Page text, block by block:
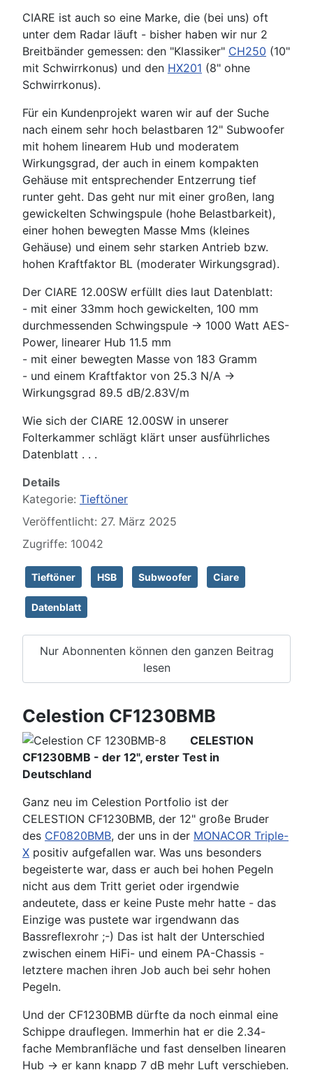
CIARE ist auch so eine Marke, die (bei uns) oft
unter dem Radar läuft - bisher haben wir nur 2
Breitbänder gemessen: den "Klassiker" CH250 (10"
mit Schwirrkonus) und den HX201 (8" ohne
Schwirrkonus).
Für ein Kundenprojekt waren wir auf der Suche
nach einem sehr hoch belastbaren 12" Subwoofer
mit hohem linearem Hub und moderatem
Wirkungsgrad, der auch in einem kompakten
Gehäuse mit entsprechender Entzerrung tief
runter geht. Das geht nur mit einer großen, lang
gewickelten Schwingspule (hohe Belastbarkeit),
einer hohen bewegten Masse Mms (kleines
Gehäuse) und einem sehr starken Antrieb bzw.
hohen Kraftfaktor BL (moderater Wirkungsgrad).
Der CIARE 12.00SW erfüllt dies laut Datenblatt:
- mit einer 33mm hoch gewickelten, 100 mm
durchmessenden Schwingspule -> 1000 Watt AES-
Power, linearer Hub 11.5 mm
- mit einer bewegten Masse von 183 Gramm
- und einem Kraftfaktor von 25.3 N/A ->
Wirkungsgrad 89.5 dB/2.83V/m
Wie sich der CIARE 12.00SW in unserer
Folterkammer schlägt klärt unser ausführliches
Datenblatt . . .
Details
Kategorie: Tieftöner
Veröffentlicht: 27. März 2025
Zugriffe: 10042
Tieftöner HSB Subwoofer Ciare
Datenblatt
Nur Abonnenten können den ganzen Beitrag
lesen
Celestion CF1230BMB
CELESTION
CF1230BMB - der 12", erster Test in
Deutschland
Ganz neu im Celestion Portfolio ist der
CELESTION CF1230BMB, der 12" große Bruder
des CF0820BMB, der uns in der MONACOR Triple-
X positiv aufgefallen war. Was uns besonders
begeisterte war, dass er auch bei hohen Pegeln
nicht aus dem Tritt geriet oder irgendwie
andeutete, dass er keine Puste mehr hatte - das
Einzige was pustete war irgendwann das
Bassreflexrohr ;-) Das ist halt der Unterschied
zwischen einem HiFi- und einem PA-Chassis -
letztere machen ihren Job auch bei sehr hohen
Pegeln.
Und der CF1230BMB dürfte da noch einmal eine
Schippe drauflegen. Immerhin hat er die 2.34-
fache Membranfläche und fast denselben linearen
Hub -> er kann knapp 7 dB mehr Luft verschieben.